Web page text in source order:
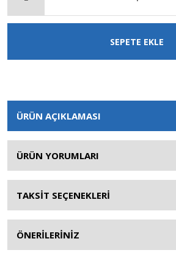
SEPETE EKLE
ÜRÜN AÇIKLAMASI
ÜRÜN YORUMLARI
TAKSİT SEÇENEKLERİ
ÖNERİLERİNİZ